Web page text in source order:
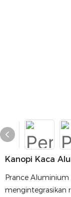
Kanopi Kaca
Prance Aluminium
mengintegrasikan